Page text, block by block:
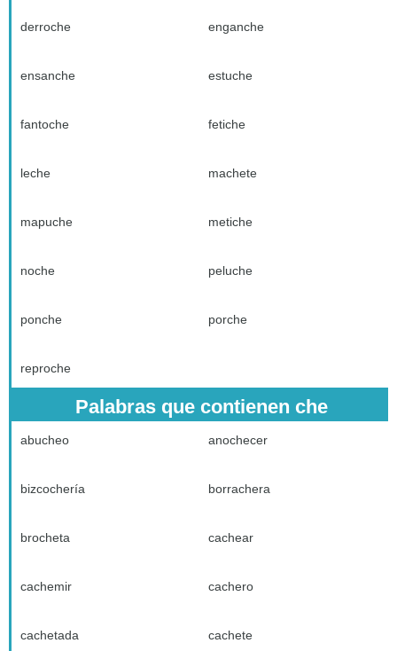
derroche enganche
ensanche estuche
fantoche fetiche
leche machete
mapuche metiche
noche peluche
ponche porche
reproche
Palabras que contienen che
abucheo anochecer
bizcochería borrachera
brocheta cachear
cachemir cachero
cachetada cachete